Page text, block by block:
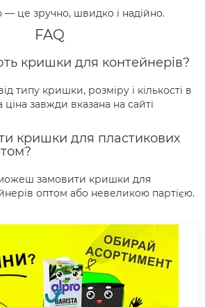
це зручно, швидко і надійно.
FAQ
кришки для контейнерів?
типу кришки, розміру і кількості в
ціна завжди вказана на сайті
кришки для пластикових
замовити кришки для
оптом або невеликою партією.